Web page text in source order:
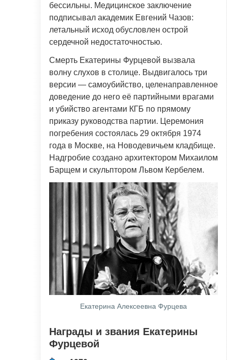
бессильны. Медицинское заключение
подписывал академик Евгений Чазов:
летальный исход обусловлен острой
сердечной недостаточностью.
Смерть Екатерины Фурцевой вызвала
волну слухов в столице. Выдвигалось три
версии — самоубийство, целенаправленное
доведение до него её партийными врагами
и убийство агентами КГБ по прямому
приказу руководства партии. Церемония
погребения состоялась 29 октября 1974
года в Москве, на Новодевичьем кладбище.
Надгробие создано архитектором Михаилом
Барщем и скульптором Львом Кербелем.
Екатерина Алексеевна Фурцева
Награды и звания Екатерины
Фурцевой